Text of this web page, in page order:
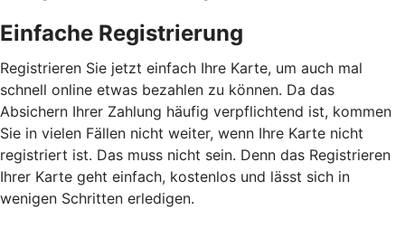
Einfache Registrierung
Registrieren Sie jetzt einfach Ihre Karte, um auch mal
schnell online etwas bezahlen zu können. Da das
Absichern Ihrer Zahlung häufig verpflichtend ist, kommen
Sie in vielen Fällen nicht weiter, wenn Ihre Karte nicht
registriert ist. Das muss nicht sein. Denn das Registrieren
Ihrer Karte geht einfach, kostenlos und lässt sich in
wenigen Schritten erledigen.